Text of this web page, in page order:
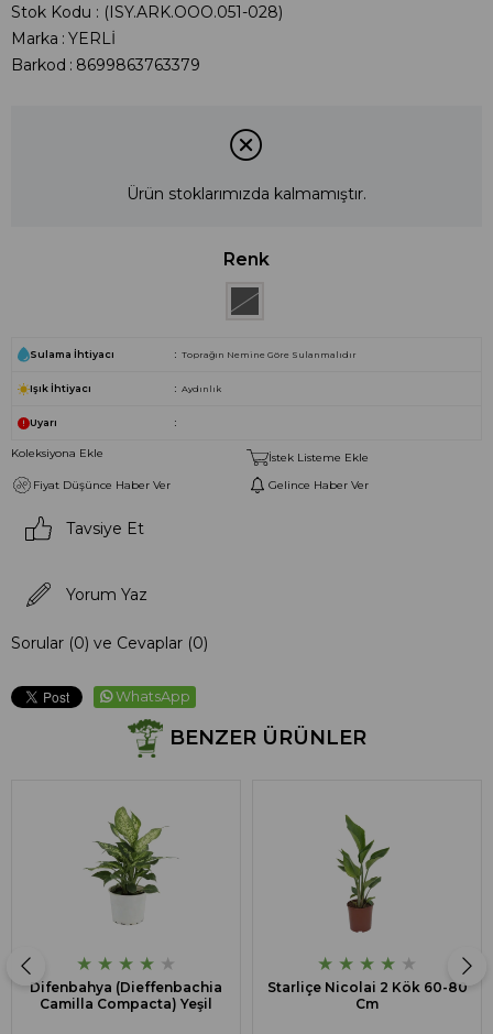
Stok Kodu
(ISY.ARK.OOO.051-028)
Marka : YERLİ
Barkod : 8699863763379
Ürün stoklarımızda kalmamıştır.
Renk
Sulama İhtiyacı Toprağın Nemine Göre Sulanmalıdır
Işık İhtiyacı Aydınlık
Uyarı
Koleksiyona Ekle
İstek Listeme Ekle
Fiyat Düşünce Haber Ver
Gelince Haber Ver
Tavsiye Et
Yorum Yaz
Sorular (0) ve Cevaplar (0)
WhatsApp
BENZER ÜRÜNLER
★ ★ ★ ★ ★
Difenbahya (Dieffenbachia
Camilla Compacta) Yeşil
★ ★ ★ ★ ★
Starliçe Nicolai 2 Kök 60-80
Cm